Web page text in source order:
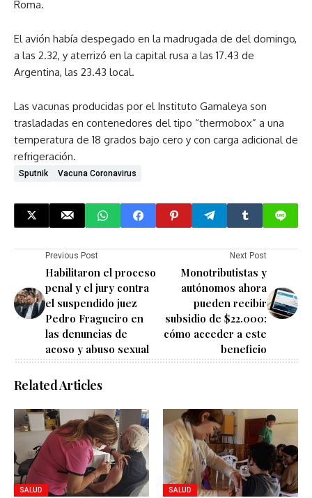
Roma.
El avión había despegado en la madrugada de del domingo,
a las 2.32, y aterrizó en la capital rusa a las 17.43 de
Argentina, las 23.43 local.
Las vacunas producidas por el Instituto Gamaleya son
trasladadas en contenedores del tipo “thermobox” a una
temperatura de 18 grados bajo cero y con carga adicional de
refrigeración.
Sputnik Vacuna Coronavirus
Previous Post
Habilitaron el proceso
penal y el jury contra
el suspendido juez
Pedro Fragueiro en
las denuncias de
acoso y abuso sexual
Next Post
Monotributistas y
autónomos ahora
pueden recibir
subsidio de $22.000:
cómo acceder a este
beneficio
Related Articles
SALUD SALUD